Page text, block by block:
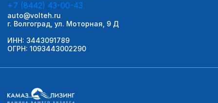
+7 (8442) 43-00-43
auto@volteh.ru
г. Волгоград, ул. Моторная, 9 Д
ИНН: 3443091789
ОГРН: 1093443002290